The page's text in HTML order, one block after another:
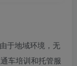
于地域环境，无
车培训和托管服